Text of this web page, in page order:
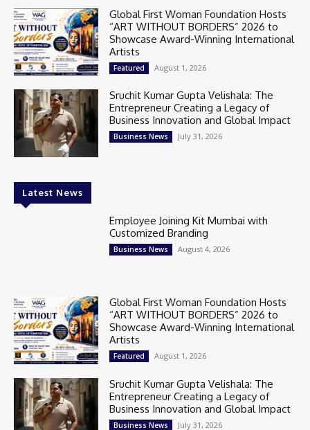
Global First Woman Foundation Hosts
“ART WITHOUT BORDERS” 2026 to
Showcase Award-Winning International
Artists
Featured August 1, 2026
Sruchit Kumar Gupta Velishala: The
Entrepreneur Creating a Legacy of
Business Innovation and Global Impact
Business News July 31, 2026
Latest News
Employee Joining Kit Mumbai with
Customized Branding
Business News August 4, 2026
Global First Woman Foundation Hosts
“ART WITHOUT BORDERS” 2026 to
Showcase Award-Winning International
Artists
Featured August 1, 2026
Sruchit Kumar Gupta Velishala: The
Entrepreneur Creating a Legacy of
Business Innovation and Global Impact
Business News July 31, 2026